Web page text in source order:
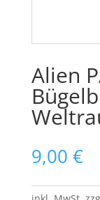
Alien
9,00 €